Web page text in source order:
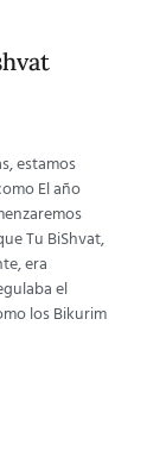
estamos
El año
Tu BiShvat,
era
el
los Bikurim